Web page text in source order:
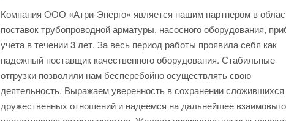
Компания ООО «Атри-Энерго» является нашим партнером в
поставок трубопроводной арматуры, насосного оборудования,
учета в течении 3 лет. За весь период работы проявила себя как
надежный поставщик качественного оборудования. Стабильные
отгрузки позволили нам бесперебойно осуществлять свою
деятельность. Выражаем уверенность в сохранении сложившихся
дружественных отношений и надеемся на дальнейшее